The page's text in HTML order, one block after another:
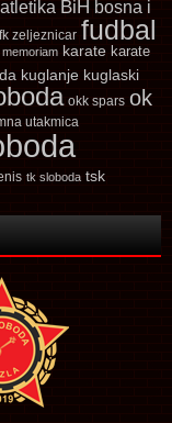
atletika BiH bosna i
fk zeljeznicar fudbal
memoriam karate karate
kuglanje kuglaski
okk spars ok
utakmica
tk sloboda tsk